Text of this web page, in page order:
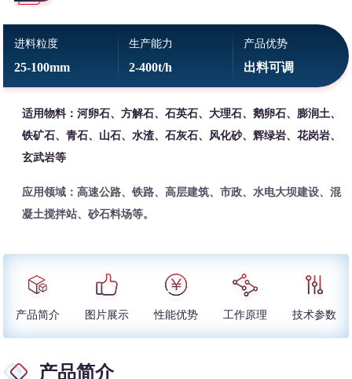
进料粒度
25-100mm
生产能力
2-400t/h
产品优势
出料可调
适用物料：河卵石、方解石、石英石、大理石、鹅卵石、膨润土、
铁矿石、青石、山石、水渣、石灰石、风化砂、辉绿岩、花岗岩、
玄武岩等
应用领域：高速公路、铁路、高层建筑、市政、水电大坝建设、混
凝土搅拌站、砂石料场等。
产品简介 图片展示 性能优势 工作原理 技术参数
产品简介